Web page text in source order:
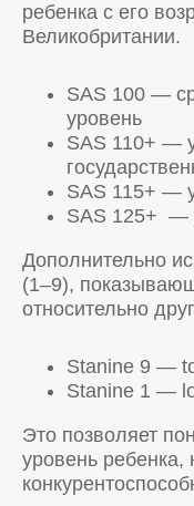
ребенка с его
Великобритании.
SAS 100 —
уровень
SAS 110+ —
SAS 115+ —
SAS 125+ —
Дополнительно
(1–9),
относительно
Stanine 9 —
Stanine 1 —
Это позволяет
уровень ребенка,